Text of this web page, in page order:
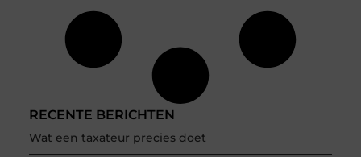
RECENTE BERICHTEN
Wat een taxateur precies doet